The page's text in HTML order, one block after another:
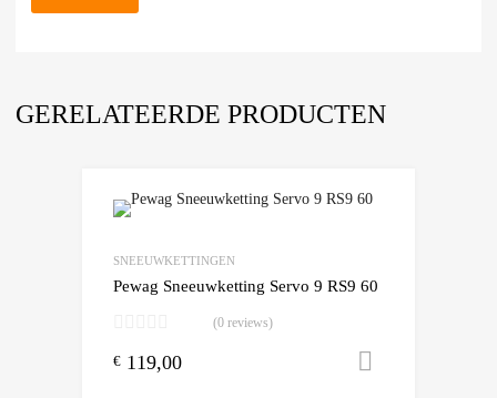
GERELATEERDE PRODUCTEN
SNEEUWKETTINGEN
Pewag Sneeuwketting Servo 9 RS9 60
(0 reviews)
€ 119,00